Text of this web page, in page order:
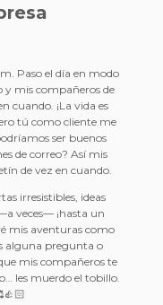
Paso el día en modo
y mis compañeros de
cuando. ¡La vida es
tú como cliente me
ser buenos
de correo? Así mis
de vez en cuando.
irresistibles, ideas
veces— ¡hasta un
mis aventuras como
alguna pregunta o
mis compañeros te
les muerdo el tobillo.